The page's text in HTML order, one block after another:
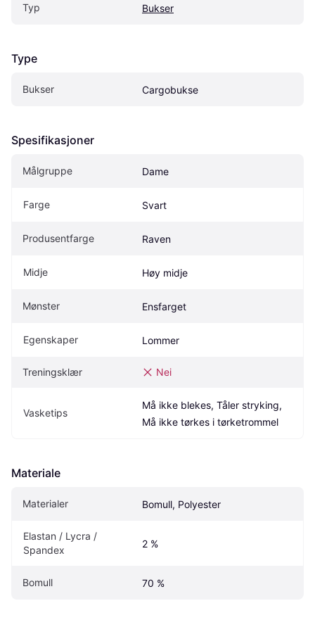
Typ Bukser
Type
Bukser Cargobukse
Spesifikasjoner
Målgruppe Dame
Farge Svart
Produsentfarge Raven
Midje Høy midje
Mønster Ensfarget
Egenskaper Lommer
Treningsklær Nei
Vasketips
Må ikke blekes, Tåler stryking,
Må ikke tørkes i tørketrommel
Materiale
Materialer Bomull, Polyester
Elastan / Lycra /
Spandex
2 %
Bomull 70 %